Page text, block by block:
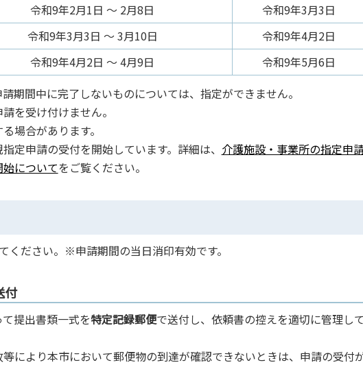
令和9年2月1日 ～ 2月8日
令和9年3月3日
令和9年3月3日 ～ 3月10日
令和9年4月2日
令和9年4月2日 ～ 4月9日
令和9年5月6日
期間中に完了しないものについては、指定ができません。
を受け付けません。
場合があります。
定申請の受付を開始しています。詳細は、 介護施設・事業所の指定申
についてをご覧ください。
ください。※申請期間の当日消印有効です。
付
提出書類一式を特定記録郵便で送付し、依頼書の控えを適切に管理し
により本市において郵便物の到達が確認できないときは、申請の受付